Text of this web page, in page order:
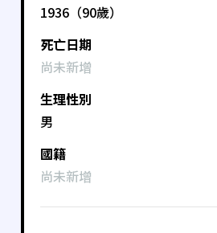
1936（90歲）
死亡日期
尚未新增
生理性別
男
國籍
尚未新增